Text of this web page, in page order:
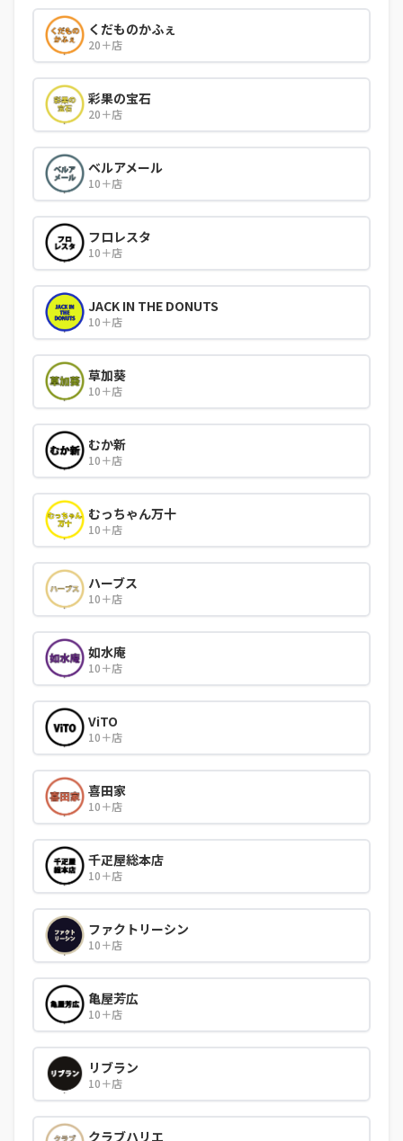
くだものかふぇ
20＋店
彩果の宝石
20＋店
ベルアメール
10＋店
フロレスタ
10＋店
JACK IN THE DONUTS
10＋店
草加葵
10＋店
むか新
10＋店
むっちゃん万十
10＋店
ハーブス
10＋店
如水庵
10＋店
ViTO
10＋店
喜田家
10＋店
千疋屋総本店
10＋店
ファクトリーシン
10＋店
亀屋芳広
10＋店
リブラン
10＋店
クラブハリエ